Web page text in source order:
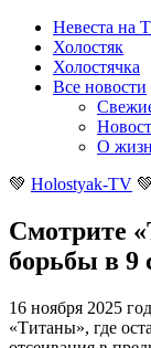
Невеста на
Холостяк
Холостячка
Все новости
О
💚 Holostyak-TV 💚
Смотрите
борьбы в 9
16 ноября 2025
«Титаны», где